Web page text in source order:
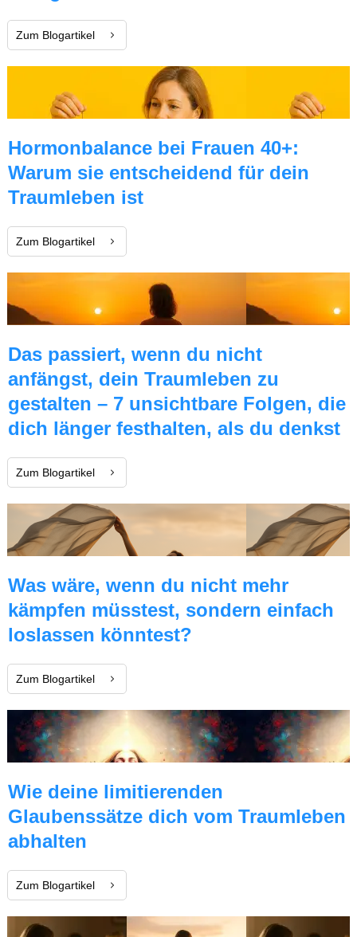
Zum Blogartikel
Hormonbalance bei Frauen 40+:
Warum sie entscheidend für dein
Traumleben ist
Zum Blogartikel
Das passiert, wenn du nicht
anfängst, dein Traumleben zu
gestalten – 7 unsichtbare Folgen, die
dich länger festhalten, als du denkst
Zum Blogartikel
Was wäre, wenn du nicht mehr
kämpfen müsstest, sondern einfach
loslassen könntest?
Zum Blogartikel
Wie deine limitierenden
Glaubenssätze dich vom Traumleben
abhalten
Zum Blogartikel